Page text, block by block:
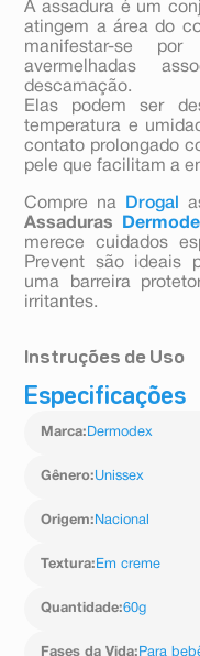
A assadura é um
atingem a área do
manifestar-se
avermelhadas
descamação.
Elas podem ser
temperatura e
contato prolongado
pele que facilitam a
Compre na Drogal
Assaduras
merece cuidados
Prevent são ideais
uma barreira
irritantes.
Instruções de Uso
Deve ser utilizado a
uma camada fina de
Especificações
Marca: Dermodex
Gênero:Unissex
Origem: Nacional
Textura: Em creme
Quantidade:60g
Fases da Vida: Para